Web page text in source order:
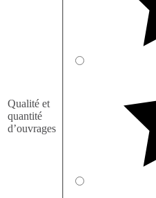
Qualité et
quantité
d’ouvrages